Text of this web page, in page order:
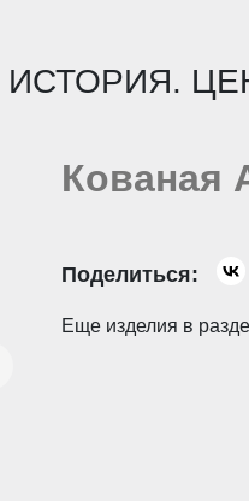
Кованая
Еще изделия в